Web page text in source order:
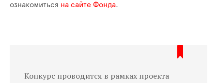
ознакомиться на сайте Фонда.
Конкурс проводится в рамках проекта